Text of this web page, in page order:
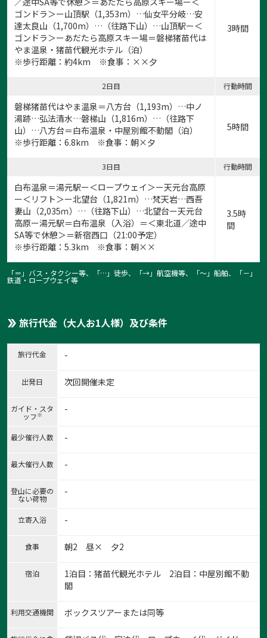
ゴンドラ＞ー山頂駅（1,353m）…仙女平分岐…安
達太良山（1,700m）…（往路下山）…山頂駅ー＜
ゴンドラ＞ーあだたら高原スキー場＝磐梯猪苗代は
やま温泉・猪苗代観光ホテル（泊）
※歩行距離：約4km ※食事：××夕
3時間
2日目 行動時間
磐梯猪苗代はやま温泉＝八方台（1,193m）…中ノ
湯跡…弘法清水…磐梯山（1,816m）…（往路下
山）…八方台＝白布温泉・中屋別館不動閣（泊）
※歩行距離：6.8km ※食事：朝×夕
5時間
3日目 行動時間
白布温泉＝湯元駅ー＜ロープウェイ＞ー天元台高原
ー＜リフト＞ー北望台（1,821m）…梵天岩…西吾
妻山（2,035ｍ）…（往路下山）…北望台ー天元台
高原ー湯元駅＝白布温泉（入浴）＝＜東北道／途中
SA等で休憩＞＝新宿西口（21:00予定）
※歩行距離：5.3km ※食事：朝××
3.5時
間
「＝」バス・タクシー等、「…」徒歩、「→」航空機等、「〜」船舶、「－」
鉄道・ロープウェイ等
旅行代金（大人お1人様）及び条件
旅行代金 -
出発日 次回開催未定
ガイド・スタ
ッフ※ -
最少催行人数 -
最大催行人数 -
登山に必要の
ない荷物
-
立寄入浴 -
食事 朝2 昼× 夕2
宿泊
1泊目：猪苗代観光ホテル 2泊目：中屋別館不動
閣
利用交通機関 ボックスツアーまたは同等